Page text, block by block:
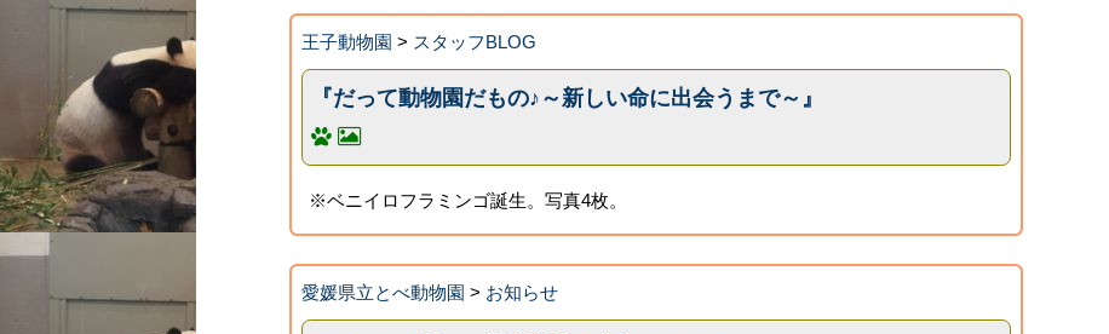
王子動物園 > スタッフBLOG
『だって動物園だもの♪～新しい命に出会うまで～』
※ベニイロフラミンゴ誕生。写真4枚。
愛媛県立とべ動物園 > お知らせ